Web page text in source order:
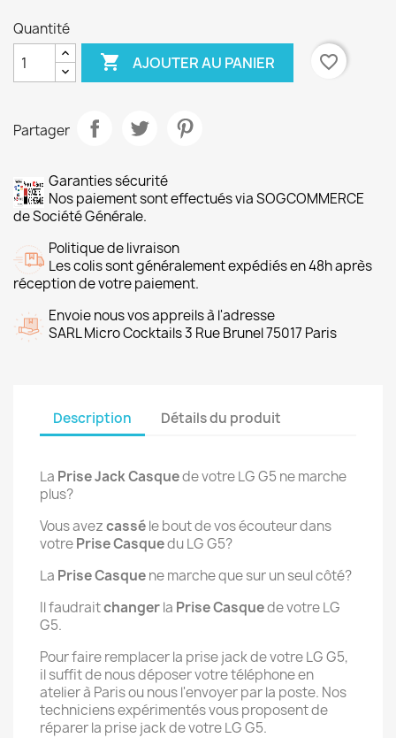
Quantité
 AJOUTER AU PANIER favorite_border
Partager
Garanties sécurité
Nos paiement sont effectués via SOGCOMMERCE
de Société Générale.
Politique de livraison
Les colis sont généralement expédiés en 48h après
réception de votre paiement.
Envoie nous vos appreils à l'adresse
SARL Micro Cocktails 3 Rue Brunel 75017 Paris
Description Détails du produit
La Prise Jack Casquede votre LG G5 ne marche
plus?
Vous avezcasséle bout de vos écouteur dans
votrePrise Casquedu LG G5?
La Prise Casquene marche que sur un seul côté?
Il faudraitchangerla Prise Casquede votre LG
G5.
Pour faire remplacer la prise jack de votre LG G5,
il suffit de nous déposer votre téléphone en
atelier à Paris ou nous l'envoyer par la poste. Nos
techniciens expérimentés vous proposent de
réparer la prise jack de votre LG G5.